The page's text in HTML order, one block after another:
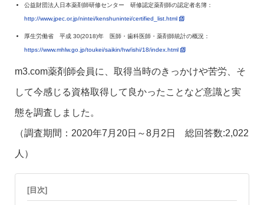
公益財団法人日本薬剤師研修センター 研修認定薬剤師の認定者名簿：
http://www.jpec.or.jp/nintei/kenshunintei/certified_list.html
厚生労働省 平成 30(2018)年 医師・歯科医師・薬剤師統計の概況：
https://www.mhlw.go.jp/toukei/saikin/hw/ishi/18/index.html
m3.com薬剤師会員に、取得当時のきっかけや苦労、そ
して今感じる資格取得して良かったことなど意識と実
態を調査しました。
（調査期間：2020年7月20日～8月2日 総回答数:2,022
人）
[目次]